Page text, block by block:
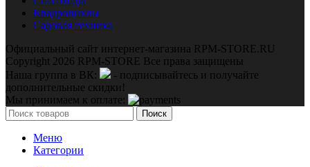
Квадроциклы
Садовая техника
Официальный сайт интернет-магазина RPM-STORE.RU
Copyright 2026 RPM-STORE Все права защищены
Наша группа в ВК:
- подписывайтесь и получайте
дополнительные скидки!
Мы принимаем к оплате:
Поиск
Меню
Категории